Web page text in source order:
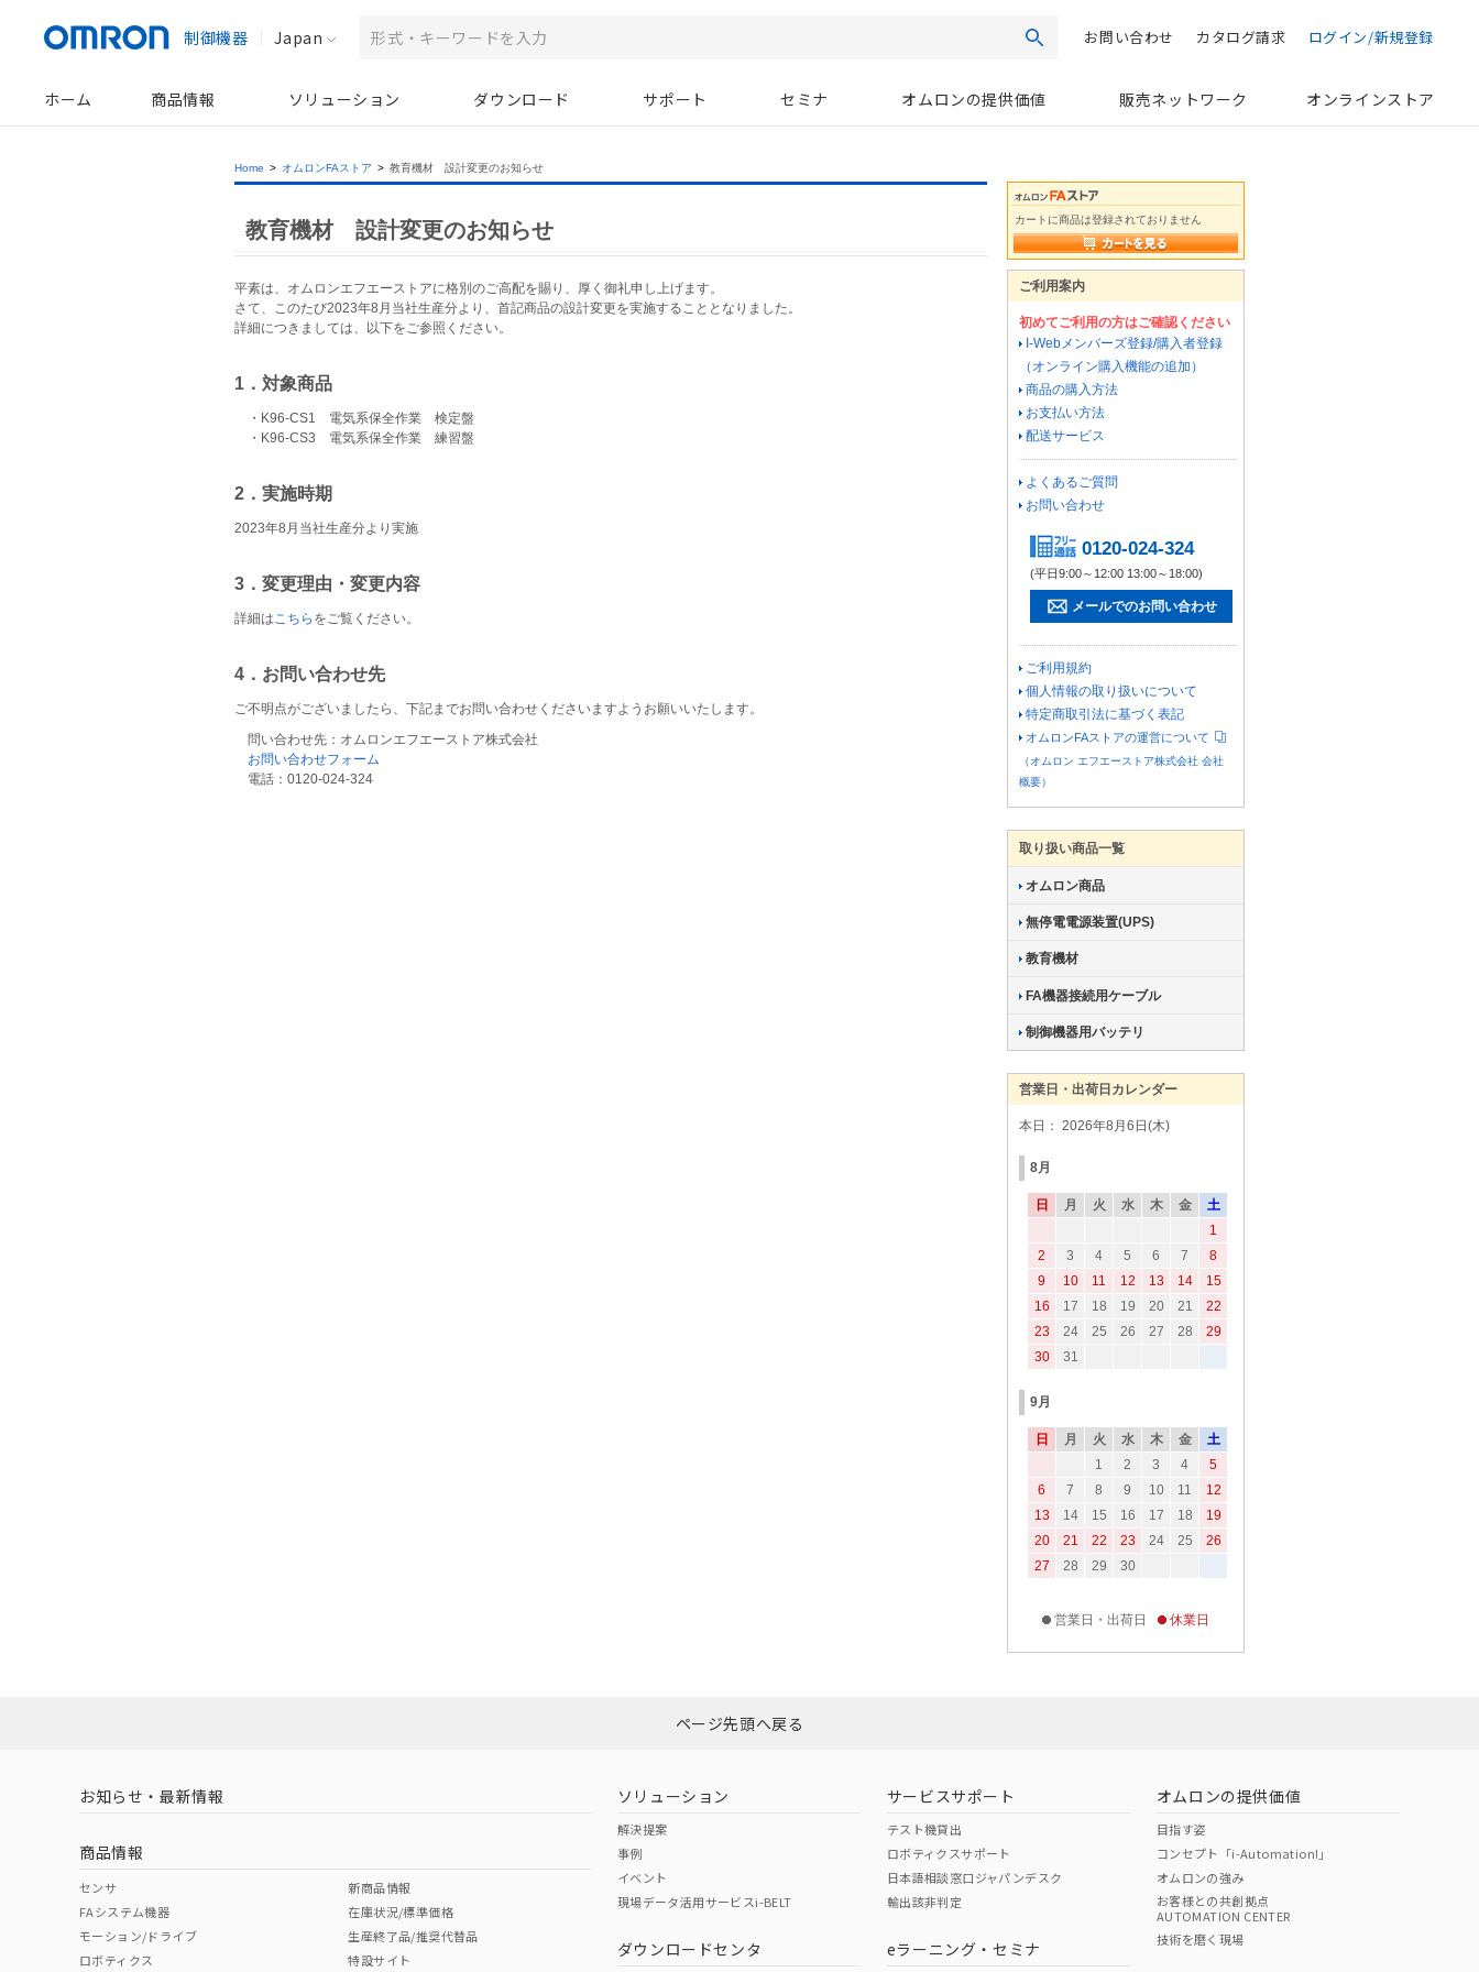
制御機器 Japan 検索お問い合わせ カタログ請求 ログイン/新規登録
ホーム 商品情報 ソリューション ダウンロード サポート セミナ オムロンの提供価値 販売ネットワーク オンラインストア
Home > オムロンFAストア > 教育機材 設計変更のお知らせ
教育機材 設計変更のお知らせ
平素は、オムロンエフエーストアに格別のご高配を賜り、厚く御礼申し上げます。
さて、このたび2023年8月当社生産分より、首記商品の設計変更を実施することとなりました。
詳細につきましては、以下をご参照ください。
1．対象商品
・K96-CS1 電気系保全作業 検定盤
・K96-CS3 電気系保全作業 練習盤
2．実施時期
2023年8月当社生産分より実施
3．変更理由・変更内容
詳細はこちら をご覧ください。
4．お問い合わせ先
ご不明点がございましたら、下記までお問い合わせくださいますようお願いいたします。
問い合わせ先：オムロンエフエーストア株式会社
お問い合わせフォーム
電話：0120-024-324
カートに商品は登録されておりません
ご利用案内
初めてご利用の方はご確認ください
I-Webメンバーズ登録/購入者登録
（オンライン購入機能の追加）
商品の購入方法
お支払い方法
配送サービス
よくあるご質問
お問い合わせ
0120-024-324
(平日9:00～12:00 13:00～18:00)
メールでのお問い合わせ
ご利用規約
個人情報の取り扱いについて
特定商取引法に基づく表記
オムロンFAストアの運営について
（オムロン エフエーストア株式会社 会社
概要）
取り扱い商品一覧
オムロン商品
無停電電源装置(UPS)
教育機材
FA機器接続用ケーブル
制御機器用バッテリ
営業日・出荷日カレンダー
本日： 2026年8月6日(木)
8月
日 月 火 水 木 金
土
1
2
3 4 5 6 7
8
9
10 11 12 13 14
15
16
17 18 19 20 21
22
23
24 25 26 27 28
29
30
31
9月
日 月 火 水 木 金
土
1
2 3 4
5
6
7 8 9 10 11
12
13
14 15 16 17 18
19
20
21 22 23 24 25
26
27
28 29 30
営業日・出荷日 休業日
ページ先頭へ戻る
お知らせ・最新情報
商品情報
センサ
FAシステム機器
モーション/ドライブ
ロボティクス
新商品情報
在庫状況/標準価格
生産終了品/推奨代替品
特設サイト
ソリューション
解決提案
事例
イベント
現場データ活用サービスi-BELT
ダウンロードセンタ
サービスサポート
テスト機貸出
ロボティクスサポート
日本語相談窓口ジャパンデスク
輸出該非判定
eラーニング・セミナ
オムロンの提供価値
目指す姿
コンセプト「i-Automation!」
オムロンの強み
お客様との共創拠点
AUTOMATION CENTER
技術を磨く現場